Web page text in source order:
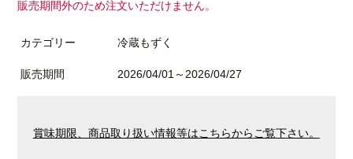
販売期間外のため注文いただけません。
カテゴリー 冷蔵もずく
販売期間 2026/04/01～2026/04/27
賞味期限、商品取り扱い情報等はこちらからご覧下さい。